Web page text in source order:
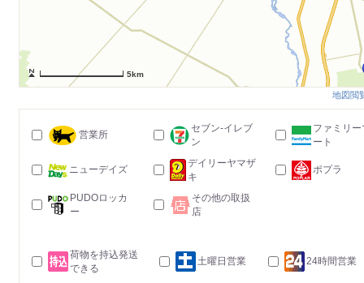
5km
地図閲
営業所
セブン-イレブ
ン
ファミリー
ート
ニューデイズ
デイリーヤマザ
キ
ポプラ
PUDOロッカ
ー
その他の取扱
店
荷物を持込発送
できる
土曜日営業 24時間営業